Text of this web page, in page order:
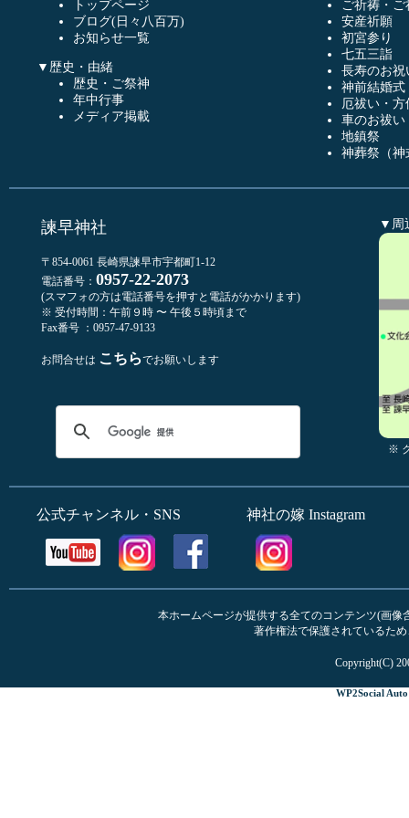
トップページ
ブログ(日々八百万)
お知らせ一覧
▼歴史・由緒
歴史・ご祭神
年中行事
メディア掲載
ご祈祷・
安産祈願
初宮参り
七五三詣
長寿のお祝
神前結婚式
厄祓い・方
車のお祓い
地鎮祭
神葬祭（神
諫早神社
〒854-0061 長崎県諫早市宇都町1-12
電話番号： 0957-22-2073
(スマフォの方は電話番号を押すと電話がかかります)
※ 受付時間：午前９時 〜 午後５時頃まで
Fax番号 ：0957-47-9133
お問合せは こちらでお願いします
▼周
※
公式チャンネル・SNS 神社の嫁 Instagram
本ホームページが提供する全てのコンテンツ(画
著作権法で保護されているた
Copyright(C)
WP2Social